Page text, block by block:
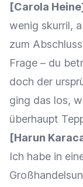
[Carola
wenig skurril,
zum
Frage – du
doch der
ging das los,
überhaupt
[Harun
Ich habe in